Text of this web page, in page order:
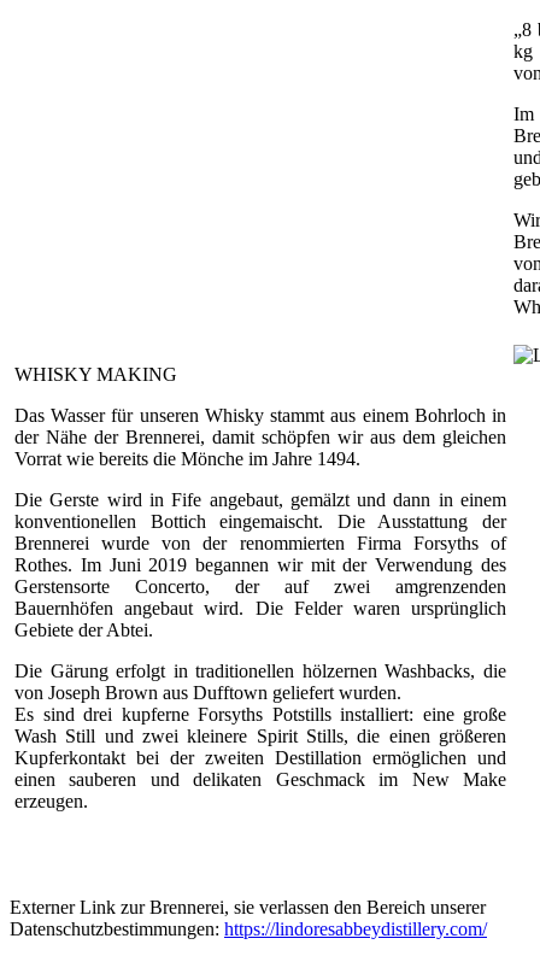
„8
kg
Im
WHISKY MAKING
Das Wasser für unseren Whisky stammt aus einem Bohrloch in
der Nähe der Brennerei, damit schöpfen wir aus dem gleichen
Vorrat wie bereits die Mönche im Jahre 1494.
Die Gerste wird in Fife angebaut, gemälzt und dann in einem
konventionellen Bottich eingemaischt. Die Ausstattung der
Brennerei wurde von der renommierten Firma Forsyths of
Rothes. Im Juni 2019 begannen wir mit der Verwendung des
Gerstensorte Concerto, der auf zwei amgrenzenden
Bauernhöfen angebaut wird. Die Felder waren ursprünglich
Gebiete der Abtei.
Die Gärung erfolgt in traditionellen hölzernen Washbacks, die
von Joseph Brown aus Dufftown geliefert wurden.
Es sind drei kupferne Forsyths Potstills installiert: eine große
Wash Still und zwei kleinere Spirit Stills, die einen größeren
Kupferkontakt bei der zweiten Destillation ermöglichen und
einen sauberen und delikaten Geschmack im New Make
erzeugen.
Externer Link zur Brennerei, sie verlassen den Bereich unserer
Datenschutzbestimmungen: https://lindoresabbeydistillery.com/